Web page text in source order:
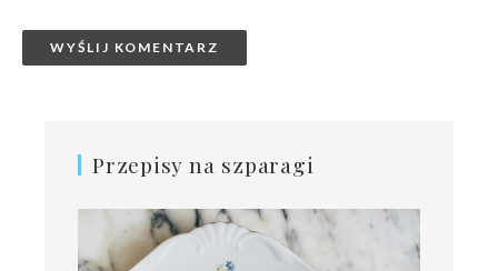
Przepisy na szparagi